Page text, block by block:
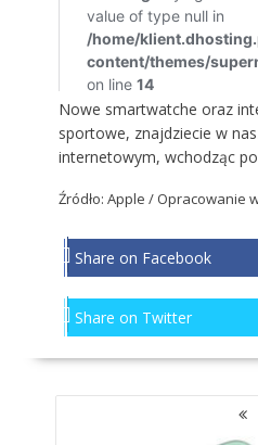
Nowe smartwatche oraz
sportowe, znajdziecie w
internetowym, wchodząc
Źródło: Apple / Opracowanie
Share on Facebook
Share on Twitter
NAWIGACJA